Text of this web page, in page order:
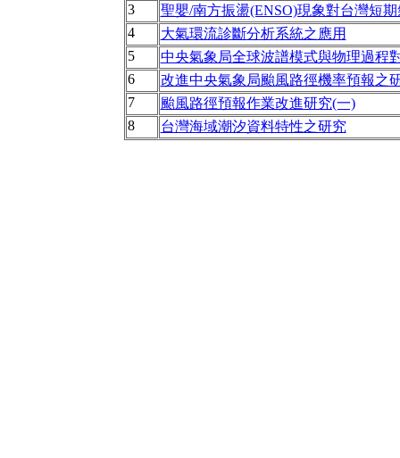
3
聖嬰/南方振盪(ENSO)現象對台灣短
4
大氣環流診斷分析系統之應用
5
中央氣象局全球波譜模式與物理過程
6
改進中央氣象局颱風路徑機率預報之
7
颱風路徑預報作業改進研究(一)
8
台灣海域潮汐資料特性之研究